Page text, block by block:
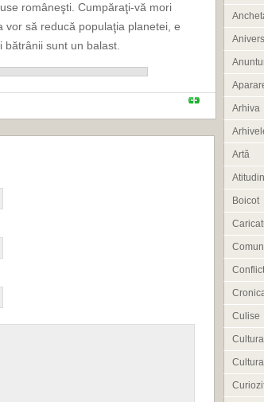
româneşti. Cumpăraţi-vă mori
să reducă populaţia planetei, e
sunt un balast.
Arhiva
Artă
Boicot
Conflict
Culise
Cultura
Cultura